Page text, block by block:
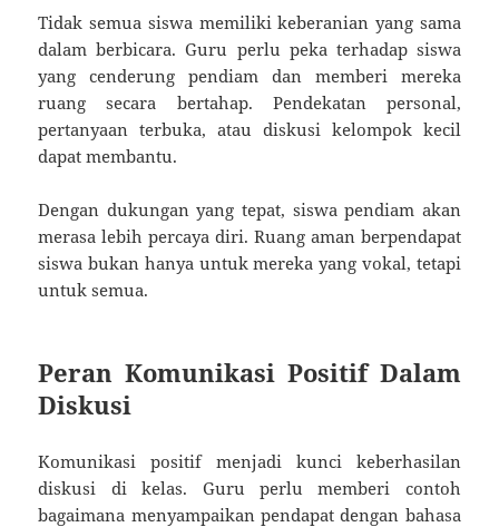
Tidak semua siswa memiliki keberanian yang sama
dalam berbicara. Guru perlu peka terhadap siswa
yang cenderung pendiam dan memberi mereka
ruang secara bertahap. Pendekatan personal,
pertanyaan terbuka, atau diskusi kelompok kecil
dapat membantu.
Dengan dukungan yang tepat, siswa pendiam akan
merasa lebih percaya diri. Ruang aman berpendapat
siswa bukan hanya untuk mereka yang vokal, tetapi
untuk semua.
Peran Komunikasi Positif Dalam
Diskusi
Komunikasi positif menjadi kunci keberhasilan
diskusi di kelas. Guru perlu memberi contoh
bagaimana menyampaikan pendapat dengan bahasa